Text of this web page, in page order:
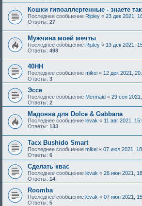
Кошки гипоаллергенные - знаете
Последнее сообщение Ripley « 23 дек 2021,
Ответы: 27
Мужчина моей мечты
Последнее сообщение Ripley « 13 дек 2021,
Ответы: 498
40HH
Последнее сообщение mikei « 12 дек 2021,
Ответы: 3
Эссе
Последнее сообщение Mermaid « 29 сен
Ответы: 2
Мадонна для Dolce & Gabbana
Последнее сообщение levak « 11 авг 2021,
Ответы: 133
Tacx Bushido Smart
Последнее сообщение mikei « 07 июл 2021,
Ответы: 6
Сделать квас
Последнее сообщение levak « 26 июн 2021,
Ответы: 14
Roomba
Последнее сообщение levak « 07 июн 2021,
Ответы: 5